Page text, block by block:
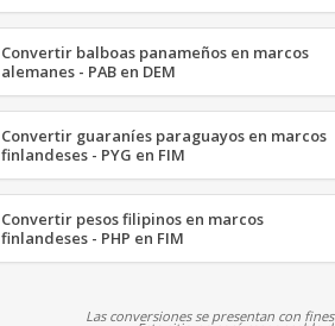
Convertir balboas panameños en marcos
alemanes - PAB en DEM
Convertir guaraníes paraguayos en marcos
finlandeses - PYG en FIM
Convertir pesos filipinos en marcos
finlandeses - PHP en FIM
Las conversiones se presentan con